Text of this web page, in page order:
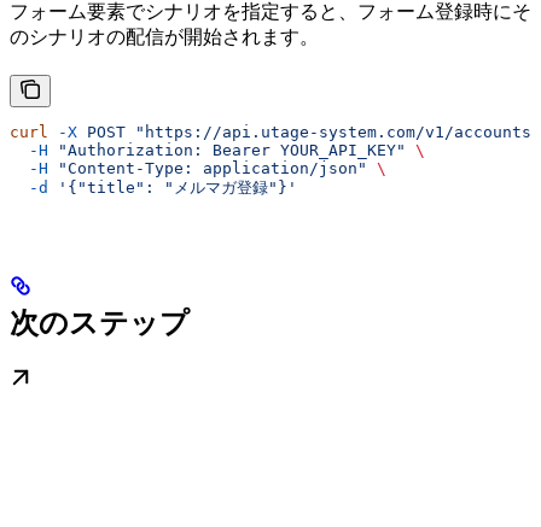
フォーム要素でシナリオを指定すると、フォーム登録時にそ
のシナリオの配信が開始されます。
curl -X POST "https://api.utage-system.com/v1/
  -H
"Authorization: Bearer YOUR_API_KEY"
\
  -H
"Content-Type: application/json"
\
  -d
'{"title": "メルマガ登録"}'
次のステップ